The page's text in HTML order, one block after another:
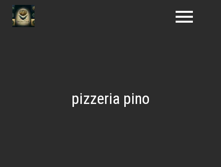
Naar
pizzeria pino